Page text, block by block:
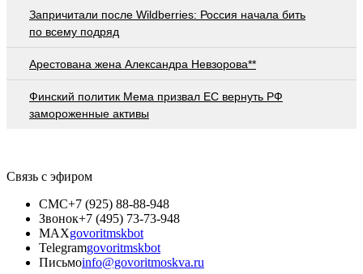
Запричитали после Wildberries: Россия начала бить
по всему подряд
Арестована жена Александра Невзорова**
Финский политик Мема призвал ЕС вернуть РФ
замороженные активы
Связь с эфиром
СМС+7 (925) 88-88-948
Звонок+7 (495) 73-73-948
MAXgovoritmskbot
Telegramgovoritmskbot
Письмоinfo@govoritmoskva.ru